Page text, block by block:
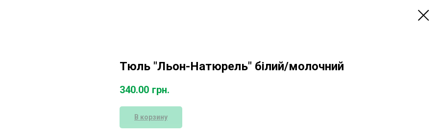
Тюль "Льон-Натюрель" білий/молочний
340.00 грн.
В корзину